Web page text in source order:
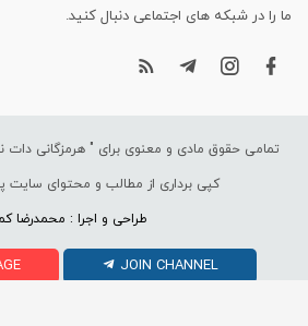
ما را در شبکه های اجتماعی دنبال کنید.
تمامی حقوق مادی و معنوی برای " هرمزگانی دات
کپی برداری از مطالب و محتوای سایت
طراحی و اجرا : محمدرضا
JOIN CHANNEL